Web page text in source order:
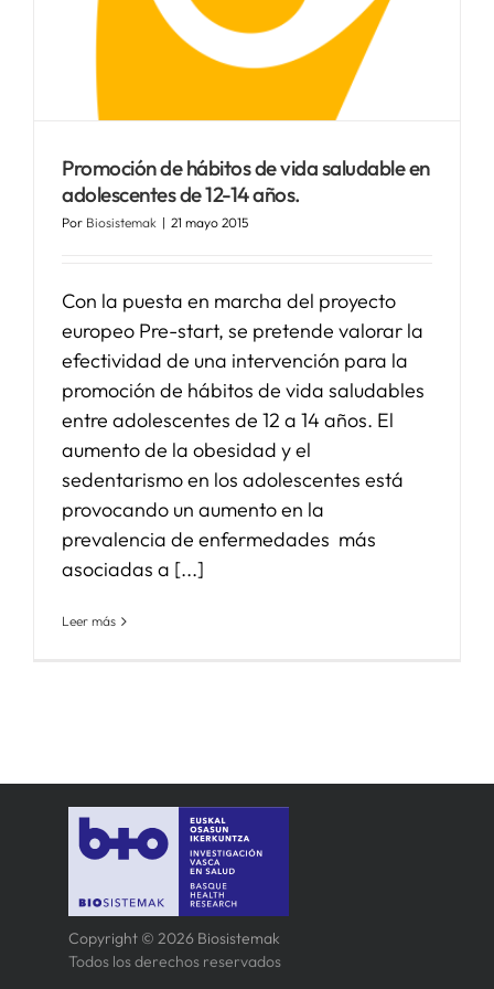
APOYO I+D+I
NOTICIAS
Promoción de hábitos de vida saludable en
adolescentes de 12-14 años.
Por Biosistemak | 21 mayo 2015
Con la puesta en marcha del proyecto
europeo Pre-start, se pretende valorar la
efectividad de una intervención para la
promoción de hábitos de vida saludables
entre adolescentes de 12 a 14 años. El
aumento de la obesidad y el
sedentarismo en los adolescentes está
provocando un aumento en la
prevalencia de enfermedades más
asociadas a [...]
Leer más
Copyright © 2026 Biosistemak
Todos los derechos reservados